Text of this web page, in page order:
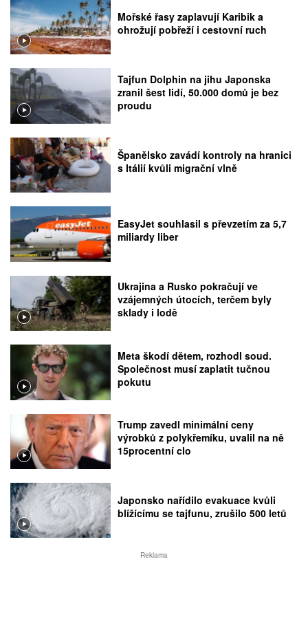
Mořské řasy zaplavují Karibik a
ohrožují pobřeží i cestovní ruch
Tajfun Dolphin na jihu Japonska
zranil šest lidí, 50.000 domů je bez
proudu
Španělsko zavádí kontroly na hranici
s Itálií kvůli migrační vlně
EasyJet souhlasil s převzetím za 5,7
miliardy liber
Ukrajina a Rusko pokračují ve
vzájemných útocích, terčem byly
sklady i lodě
Meta škodí dětem, rozhodl soud.
Společnost musí zaplatit tučnou
pokutu
Trump zavedl minimální ceny
výrobků z polykřemíku, uvalil na ně
15procentní clo
Japonsko nařídilo evakuace kvůli
blížícímu se tajfunu, zrušilo 500 letů
Reklama